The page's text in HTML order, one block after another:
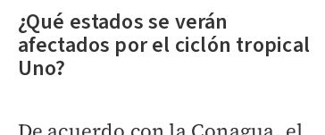
¿Qué estados se verán
afectados por el ciclón tropical
Uno?